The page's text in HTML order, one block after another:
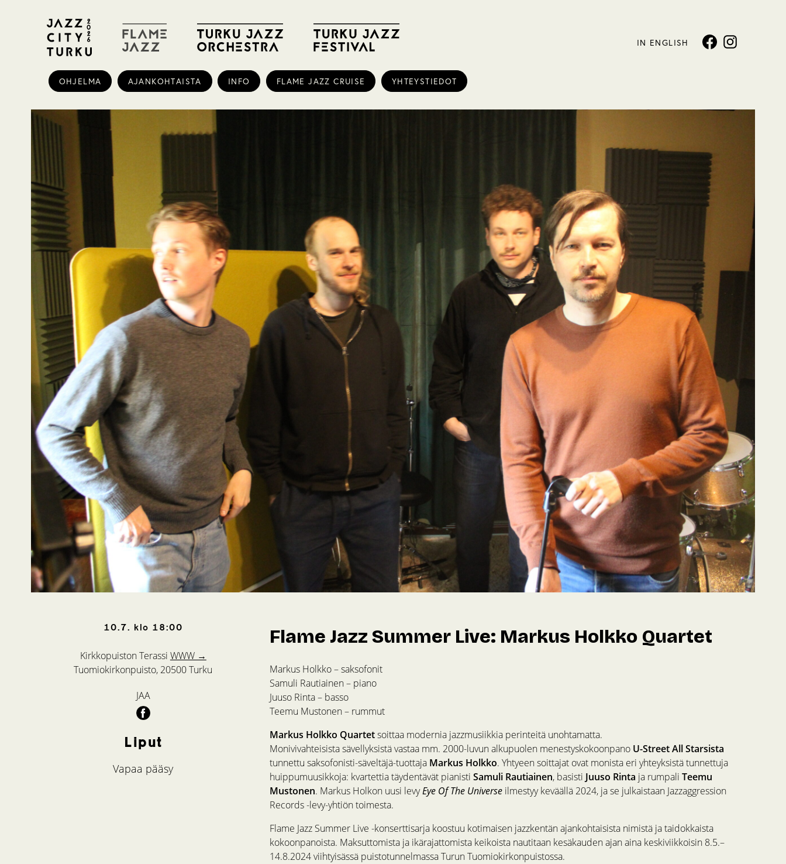
IN ENGLISH
OHJELMA AJANKOHTAISTA INFO FLAME JAZZ CRUISE YHTEYSTIEDOT
10.7. klo 18:00
Kirkkopuiston Terassi WWW →
Tuomiokirkonpuisto, 20500 Turku
JAA
Liput
Vapaa pääsy
Flame Jazz Summer Live: Markus Holkko Quartet
Markus Holkko – saksofonit
Samuli Rautiainen – piano
Juuso Rinta – basso
Teemu Mustonen – rummut
Markus Holkko Quartetsoittaa modernia jazzmusiikkia perinteitä unohtamatta.
Monivivahteisista sävellyksistä vastaa mm. 2000-luvun alkupuolen menestyskokoonpano U-Street All Starsista
tunnettu saksofonisti-säveltäjä-tuottaja Markus Holkko. Yhtyeen soittajat ovat monista eri yhteyksistä tunnettuja
huippumuusikkoja: kvartettia täydentävät pianisti Samuli Rautiainen, basisti Juuso Rinta ja rumpali Teemu
Mustonen. Markus Holkon uusi levyEye Of The Universeilmestyy keväällä 2024, ja se julkaistaan Jazzaggression
Records -levy-yhtiön toimesta.
Flame Jazz Summer Live -konserttisarja koostuu kotimaisen jazzkentän ajankohtaisista nimistä ja taidokkaista
kokoonpanoista. Maksuttomista ja ikärajattomista keikoista nautitaan kesäkauden ajan aina keskiviikkoisin 8.5.–
14.8.2024 viihtyisässä puistotunnelmassa Turun Tuomiokirkonpuistossa.